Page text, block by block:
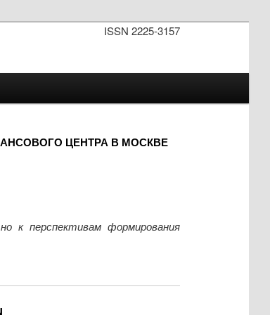
ISSN 2225-3157
ЦЕНТРА В МОСКВЕ
к перспективам формирования